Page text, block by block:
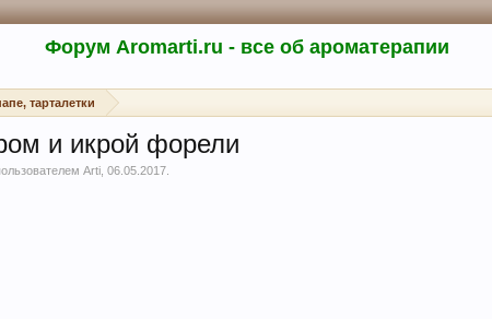
Форум Aromarti.ru - все об ароматерапии
тарталетки
и икрой форели
Arti ,06.05.2017